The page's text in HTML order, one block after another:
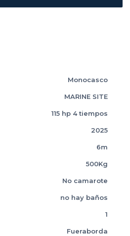
Monocasco
MARINE SITE
115 hp 4 tiempos
2025
6m
500Kg
No camarote
no hay baños
1
Fueraborda